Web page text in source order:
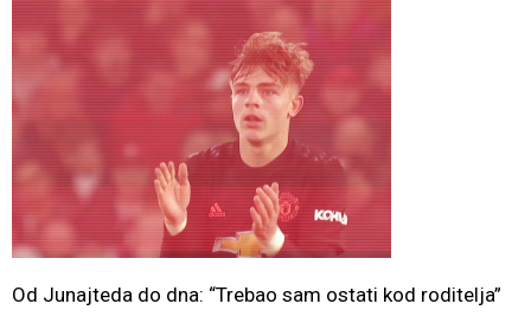
Od Junajteda do dna: “Trebao sam ostati kod roditelja”